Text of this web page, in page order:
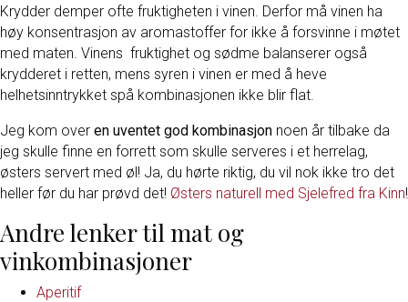
Krydder demper ofte fruktigheten i vinen. Derfor må vinen ha
høy konsentrasjon av aromastoffer for ikke å forsvinne i møtet
med maten. Vinens fruktighet og sødme balanserer også
krydderet i retten, mens syren i vinen er med å heve
helhetsinntrykket spå kombinasjonen ikke blir flat.
Jeg kom over en uventet god kombinasjon noen år tilbake da
jeg skulle finne en forrett som skulle serveres i et herrelag,
østers servert med øl! Ja, du hørte riktig, du vil nok ikke tro det
heller før du har prøvd det! Østers naturell med Sjelefred fra Kinn!
Andre lenker til mat og
vinkombinasjoner
Aperitif